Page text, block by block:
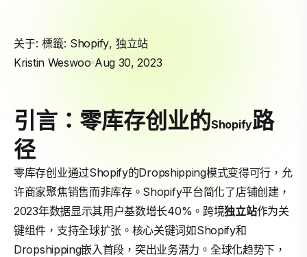
关于: 標籤: Shopify, 独立站
Kristin Weswoo Aug 30, 2023
引言：零库存创业的Shopify路
径
零库存创业通过Shopify的Dropshipping模式变得可行，允
许商家聚焦销售而非库存。Shopify平台简化了店铺创建，
2023年数据显示其用户基数增长40%。跨境独立站作为关
键组件，支持全球扩张。核心关键词如Shopify和
Dropshipping嵌入首段，突出业务潜力。全球化趋势下，